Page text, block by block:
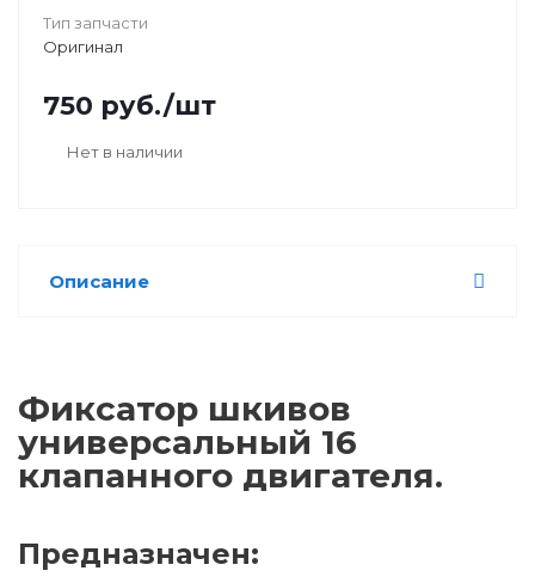
Тип запчасти
Оригинал
750 руб./шт
Нет в наличии
Описание
Фиксатор шкивов
универсальный 16
клапанного двигателя.
Предназначен: